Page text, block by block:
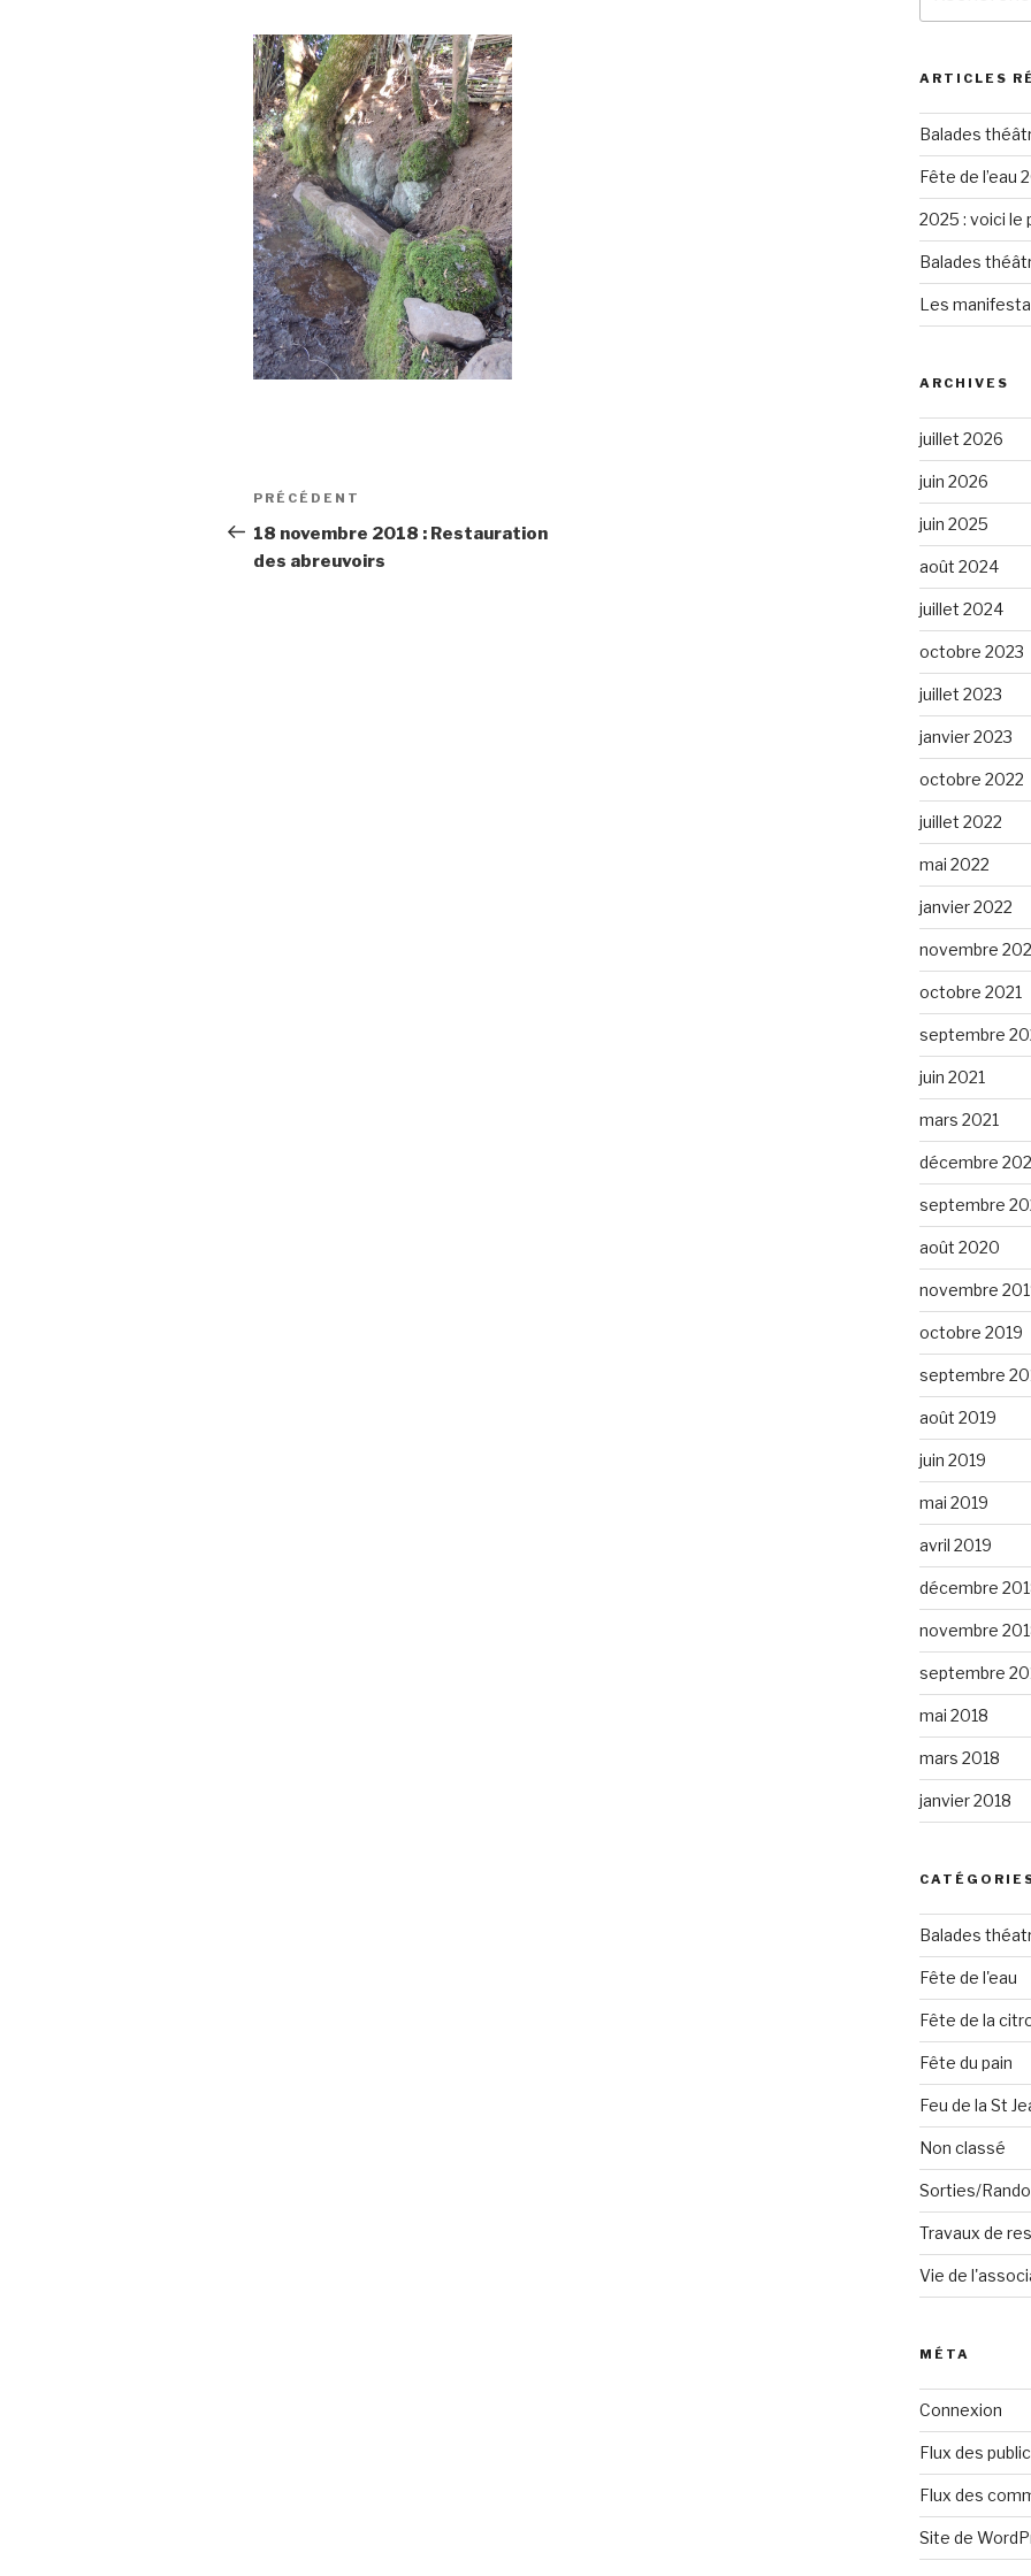
Navigation
de
l’article
Article
précédent
PRÉCÉDENT
18 novembre 2018 : Restauration
des abreuvoirs
:
ARTICLES
Balades
Fête de l’eau
2025 : voici le
Balades
Les
ARCHIVES
juillet 2026
juin 2026
juin 2025
août 2024
juillet 2024
octobre 2023
juillet 2023
janvier 2023
octobre 2022
juillet 2022
mai 2022
janvier 2022
novembre
octobre 2021
septembre
juin 2021
mars 2021
décembre
septembre
août 2020
novembre
octobre 2019
septembre
août 2019
juin 2019
mai 2019
avril 2019
décembre
novembre
septembre
mai 2018
mars 2018
janvier 2018
Balades
Fête de l'eau
Fête de la
Fête du pain
Feu de la St
Non classé
Sorties/
Travaux de
Vie de
MÉTA
Connexion
Flux des
Flux des
Site de